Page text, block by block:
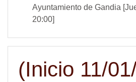
Ayuntamiento de Gandia
20:00]
(Inicio 11/